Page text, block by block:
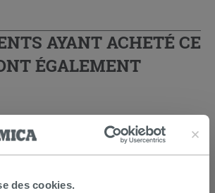
des cookies.
AYANT ACHETÉ CE
ÉGALEMENT